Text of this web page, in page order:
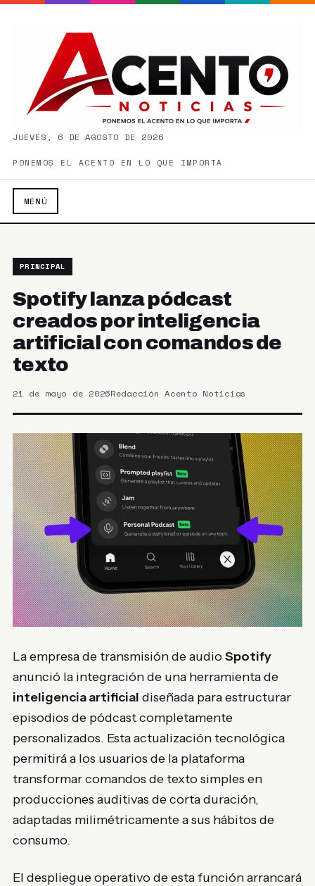
JUEVES, 6 DE AGOSTO DE 2026
PONEMOS EL ACENTO EN LO QUE IMPORTA
MENÚ
PRINCIPAL
Spotify lanza pódcast
creados por inteligencia
artificial con comandos de
texto
21 de mayo de 2026Redacción Acento Noticias
La empresa de transmisión de audioSpotify
anunció la integración de una herramienta de
inteligencia artificial diseñada para estructurar
episodios de pódcast completamente
personalizados. Esta actualización tecnológica
permitirá a los usuarios de la plataforma
transformar comandos de texto simples en
producciones auditivas de corta duración,
adaptadas milimétricamente a sus hábitos de
consumo.
El despliegue operativo de esta función arrancará